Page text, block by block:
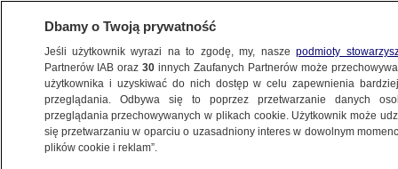
Dbamy o Twoją prywatność
Jeśli użytkownik wyrazi na to zgodę, my, naszepodmioty
Partnerów IAB oraz30 innych Zaufanych Partnerów może
użytkownika i uzyskiwać do nich dostęp w celu zapewnienia
przeglądania. Odbywa się to poprzez przetwarzanie danych
przeglądania przechowywanych w plikach cookie. Użytkownik może
się przetwarzaniu w oparciu o uzasadniony interes w dowolnym
plików cookie i reklam”.